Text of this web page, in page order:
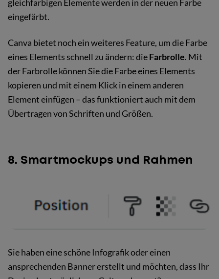
gleichfarbigen Elemente werden in der neuen Farbe
eingefärbt.
Canva bietet noch ein weiteres Feature, um die Farbe
eines Elements schnell zu ändern: dieFarbrolle. Mit
der Farbrolle können Sie die Farbe eines Elements
kopieren und mit einem Klick in einem anderen
Element einfügen – das funktioniert auch mit dem
Übertragen von Schriften und Größen.
8. Smartmockups und Rahmen
Sie haben eine schöne Infografik oder einen
ansprechenden Banner erstellt und möchten, dass Ihr